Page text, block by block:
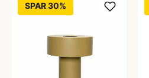
SPAR 30%